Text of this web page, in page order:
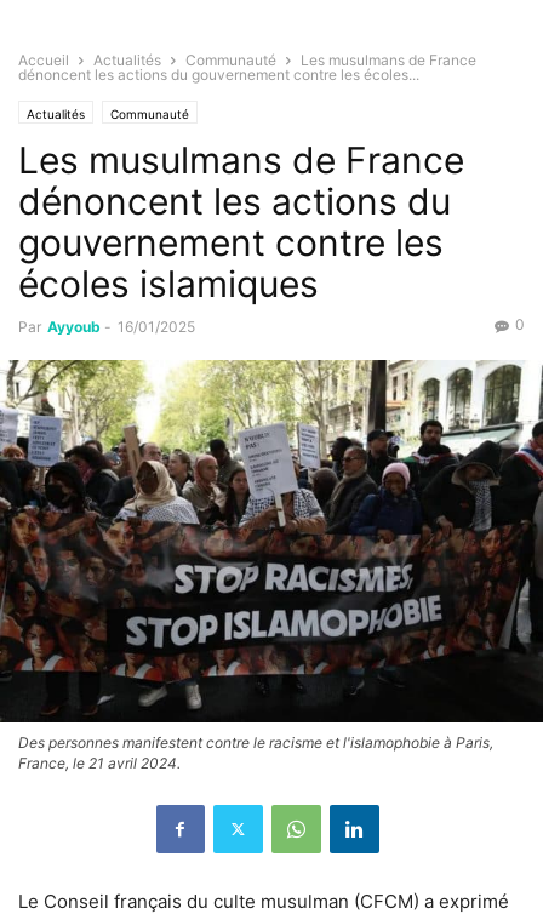
Accueil Actualités Communauté
Les musulmans de France
dénoncent les actions du gouvernement contre les écoles...
Actualités Communauté
Les musulmans de France
dénoncent les actions du
gouvernement contre les
écoles islamiques
Par Ayyoub - 16/01/2025 0
Des personnes manifestent contre le racisme et l'islamophobie à Paris,
France, le 21 avril 2024.
Le Conseil français du culte musulman (CFCM) a exprimé